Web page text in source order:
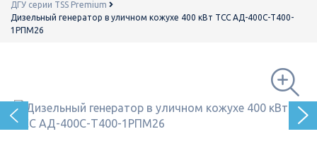
ДГУ серии TSS Premium
Дизельный генератор в уличном кожухе 400 кВт ТСС АД-400С-Т400-
1РПМ26